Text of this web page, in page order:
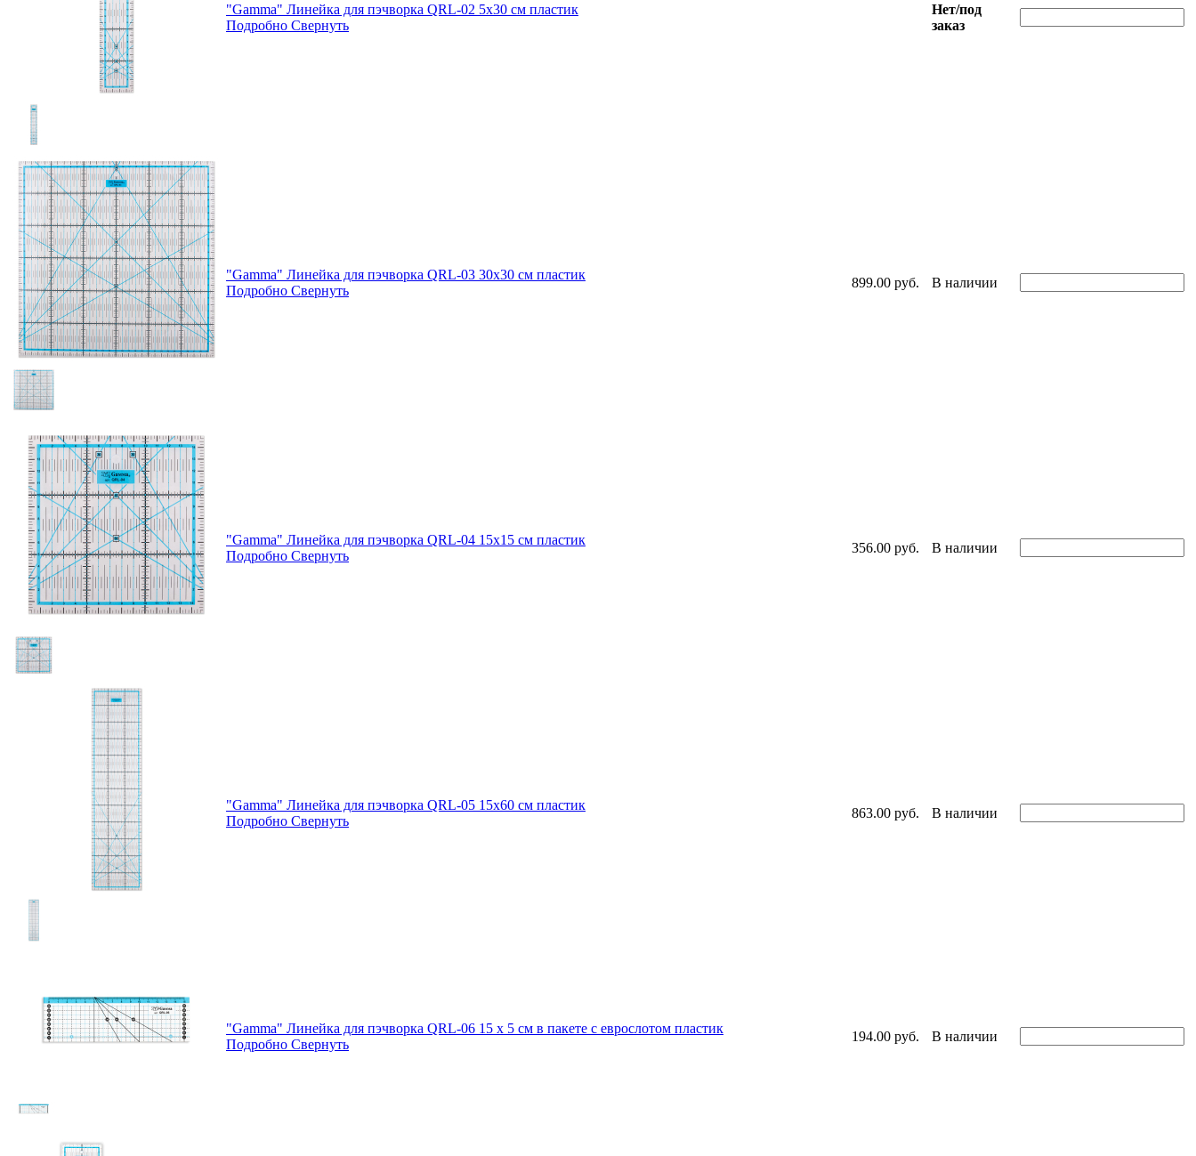
"Gamma" Линейка для пэчворка QRL-02 5x30 см пластик
Подробно Свернуть
Нет/под
заказ
"Gamma" Линейка для пэчворка QRL-03 30x30 см пластик
Подробно Свернуть
899.00 руб. В наличии
"Gamma" Линейка для пэчворка QRL-04 15x15 см пластик
Подробно Свернуть
356.00 руб. В наличии
"Gamma" Линейка для пэчворка QRL-05 15x60 см пластик
Подробно Свернуть
863.00 руб. В наличии
"Gamma" Линейка для пэчворка QRL-06 15 x 5 см в пакете с еврослотом пластик
Подробно Свернуть
194.00 руб. В наличии